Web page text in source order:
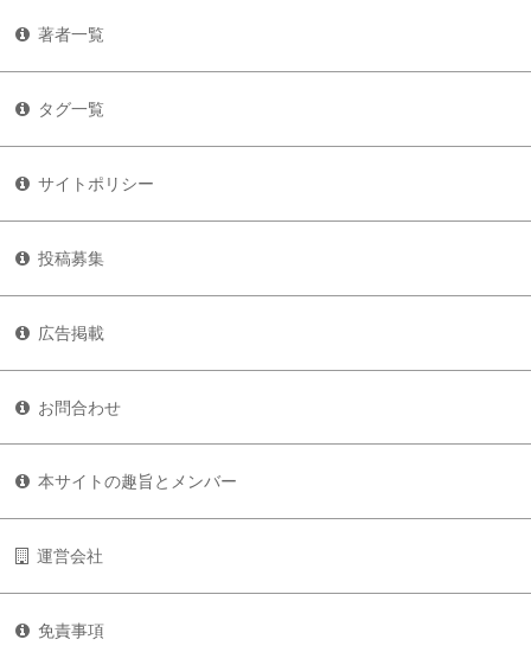
著者一覧
タグ一覧
サイトポリシー
投稿募集
広告掲載
お問合わせ
本サイトの趣旨とメンバー
運営会社
免責事項